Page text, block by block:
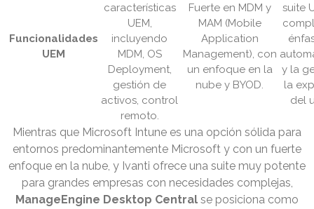
Funcionalidades
UEM
características
UEM,
incluyendo
MDM, OS
Deployment,
gestión de
activos, control
remoto.
Fuerte en MDM y
MAM (Mobile
Application
Management), con
un enfoque en la
nube y BYOD.
suite
y la
la
del
Mientras que Microsoft Intune es una opción sólida para
entornos predominantemente Microsoft y con un fuerte
enfoque en la nube, y Ivanti ofrece una suite muy potente
para grandes empresas con necesidades complejas,
ManageEngine Desktop Central se posiciona como